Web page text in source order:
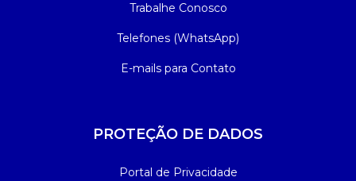
Trabalhe Conosco
Telefones (WhatsApp)
E-mails para Contato
PROTEÇÃO DE DADOS
Portal de Privacidade